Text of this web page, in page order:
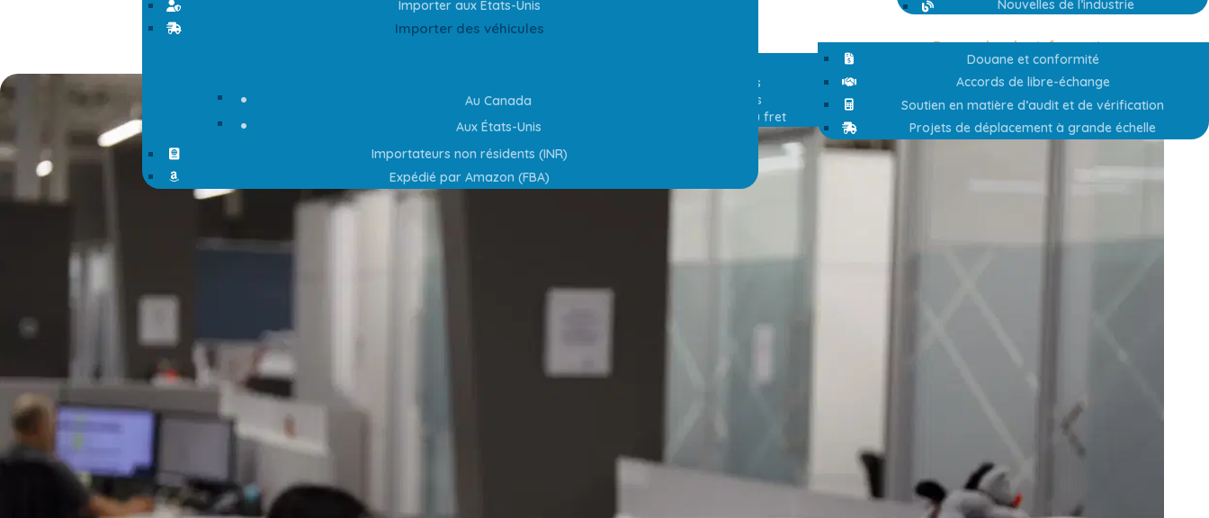
Formulaires d’exportations canadiennes
Certificats canadiens de libre-échange
Formulaires d’importations des États-Unis
Guides téléchargeables
Importer les fondations
Principes fondamentaux du fret
Nouvelles de l’industrie
Demandez des informations
Importer aux États-Unis
Importer des véhicules
Au Canada
Aux États-Unis
Importateurs non résidents (INR)
Expédié par Amazon (FBA)
Douane et conformité
Accords de libre-échange
Soutien en matière d’audit et de vérification
Projets de déplacement à grande échelle